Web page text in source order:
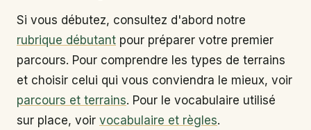
Si vous débutez, consultez d'abord notre
rubrique débutant pour préparer votre premier
parcours. Pour comprendre les types de terrains
et choisir celui qui vous conviendra le mieux, voir
parcours et terrains. Pour le vocabulaire utilisé
sur place, voir vocabulaire et règles.